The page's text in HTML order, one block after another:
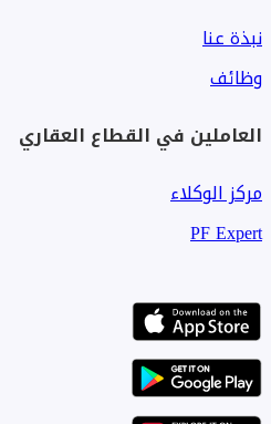
نبذة عنا
وظائف
العاملين في القطاع العقاري
مركز الوكلاء
PF Expert